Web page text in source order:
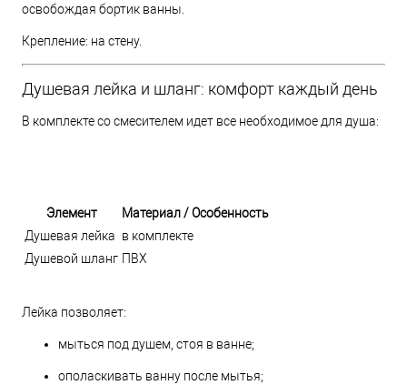
освобождая бортик ванны.
Крепление: на стену.
Душевая лейка и шланг: комфорт каждый день
В комплекте со смесителем идет все необходимое для душа:
Элемент
Материал / Особенность
Душевая лейка в комплекте
Душевой шланг ПВХ
Лейка позволяет:
мыться под душем, стоя в ванне;
ополаскивать ванну после мытья;